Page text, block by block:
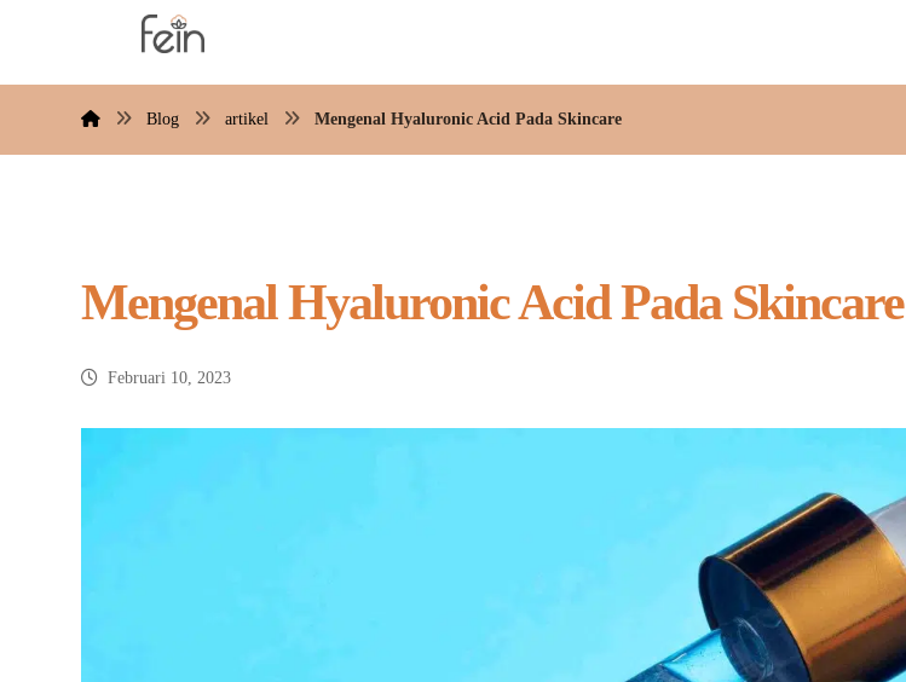
Blog artikel Mengenal Hyaluronic Acid Pada Skincare
Mengenal Hyaluronic Acid Pada Skincare
Februari 10, 2023